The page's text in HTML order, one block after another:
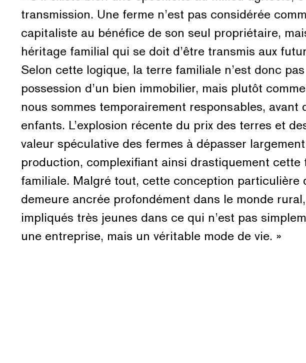
transmission. Une ferme n’est pas considérée
capitaliste au bénéfice de son seul propriétaire,
héritage familial qui se doit d’être transmis aux
Selon cette logique, la terre familiale n’est donc
possession d’un bien immobilier, mais plutôt
nous sommes temporairement responsables, avant
enfants. L’explosion récente du prix des terres et
valeur spéculative des fermes à dépasser
production, complexifiant ainsi drastiquement cette
familiale. Malgré tout, cette conception particulière
demeure ancrée profondément dans le monde
impliqués très jeunes dans ce qui n’est pas
une entreprise, mais un véritable mode de vie. »